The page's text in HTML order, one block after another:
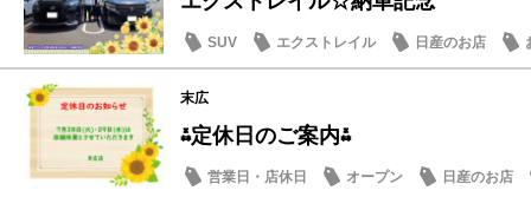
SUV エクストレイル 日産のお店
末広
⁂定休日のご案内⁂
営業日・店休日 オープン 日産のお店